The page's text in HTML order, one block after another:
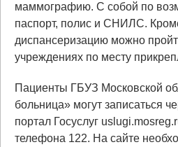
маммографию. С собой по
паспорт, полис и СНИЛС.
диспансеризацию можно
учреждениях по месту
Пациенты ГБУЗ Московской
больница» могут записаться
портал Госуслуг
телефона 122. На сайте